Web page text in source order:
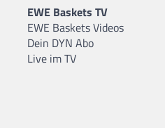
EWE Baskets TV
EWE Baskets Videos
Dein DYN Abo
Live im TV